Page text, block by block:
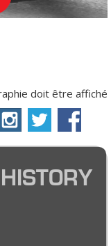
doit être affiché